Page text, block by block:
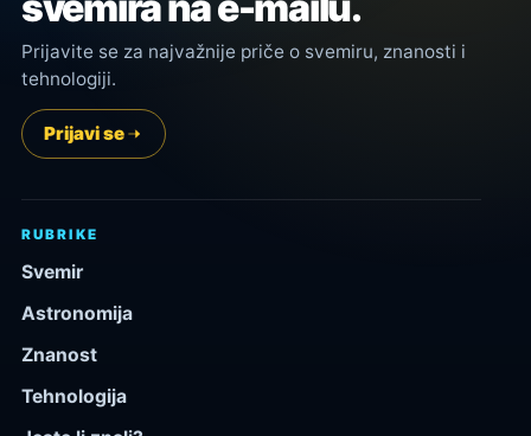
Prijavite se za najvažnije priče o svemiru, znanosti i
tehnologiji.
Prijavi se
RUBRIKE
Svemir
Astronomija
Znanost
Tehnologija